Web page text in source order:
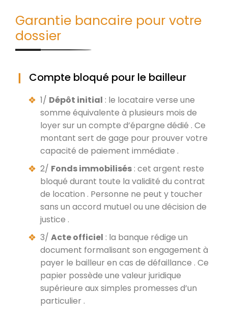
Garantie bancaire pour votre
dossier
Compte bloqué pour le bailleur
1/ Dépôt initial : le locataire verse une
somme équivalente à plusieurs mois de
loyer sur un compte d’épargne dédié . Ce
montant sert de gage pour prouver votre
capacité de paiement immédiate .
2/ Fonds immobilisés : cet argent reste
bloqué durant toute la validité du contrat
de location . Personne ne peut y toucher
sans un accord mutuel ou une décision de
justice .
3/ Acte officiel : la banque rédige un
document formalisant son engagement à
payer le bailleur en cas de défaillance . Ce
papier possède une valeur juridique
supérieure aux simples promesses d’un
particulier .